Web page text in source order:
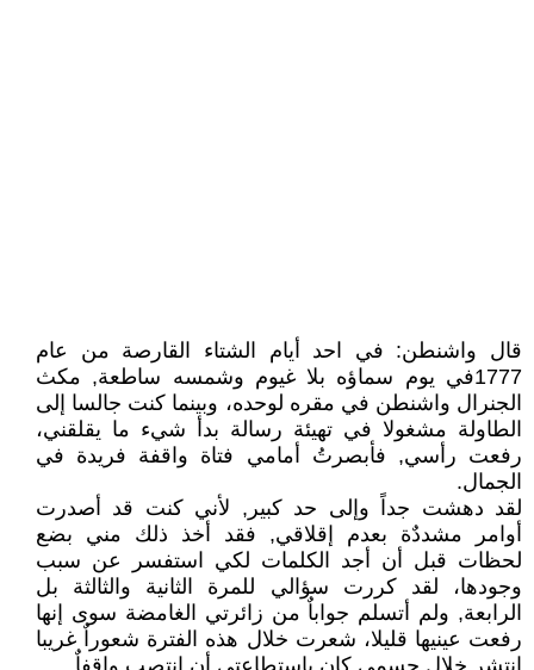
قال واشنطن: في احد أيام الشتاء القارصة من عام
1777في يوم سماؤه بلا غيوم وشمسه ساطعة, مكث
الجنرال واشنطن في مقره لوحده، وبينما كنت جالسا إلى
الطاولة مشغولا في تهيئة رسالة بدأ شيء ما يقلقني،
رفعت رأسي, فأبصرتُ أمامي فتاة واقفة فريدة في
الجمال.
لقد دهشت جداً وإلى حد كبير, لأني كنت قد أصدرت
أوامر مشددٌة بعدم إقلاقي, فقد أخذ ذلك مني بضع
لحظات قبل أن أجد الكلمات لكي استفسر عن سبب
وجودها، لقد كررت سؤالي للمرة الثانية والثالثة بل
الرابعة, ولم أتسلم جواباٌ من زائرتي الغامضة سوى إنها
رفعت عينيها قليلا، شعرت خلال هذه الفترة شعوراٌ غريبا